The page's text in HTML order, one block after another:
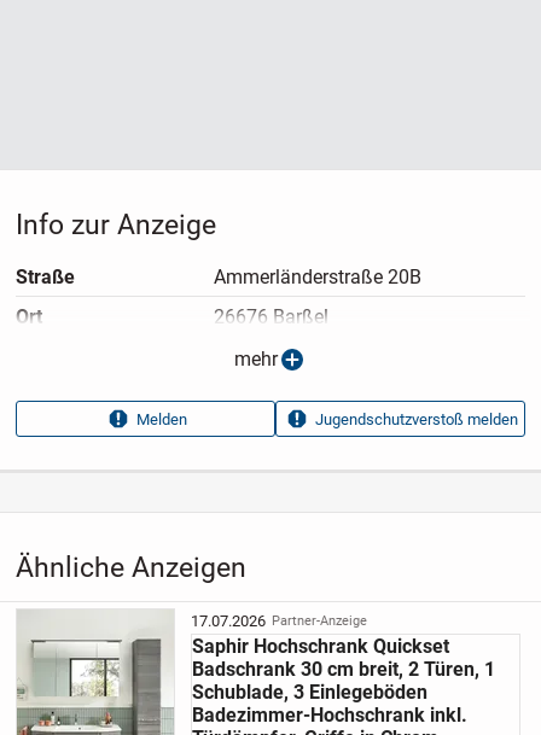
Ähnliche Anzeigen
17.07.2026 Partner-Anzeige
Saphir Hochschrank Quickset
Badschrank 30 cm breit, 2 Türen, 1
Schublade, 3 Einlegeböden
Badezimmer-Hochschrank inkl.
Info zur Anzeige
Straße
Ammerländerstraße 20B
Ort
26676 Barßel
Nummer anzeigen
Anzeigen­typ
Privatangebot
Anzeigen­datum
09.07.2026
Anzeigen­kennung
d859622b
Aufrufe dieser
Anzeige
Kategorie Haus & Garten›Möbel
Kommoden
mehr
Melden Jugendschutzverstoß melden